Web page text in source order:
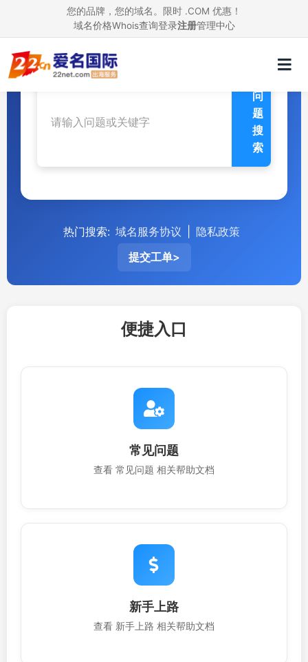
您的品牌，您的域名。限时 .COM 优惠！
域名价格Whois查询登录注册管理中心
帮助中心
问
题
搜
索
热门搜索: 域名服务协议
隐私政策
提交工单>
便捷入口
常见问题
查看 常见问题 相关帮助文档
新手上路
查看 新手上路 相关帮助文档